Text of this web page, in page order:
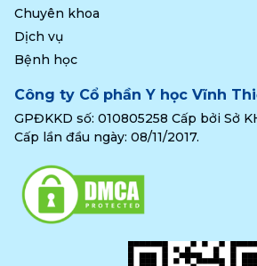
Chuyên khoa
Dịch vụ
Bệnh học
Công ty Cổ phần Y học Vĩnh
GPĐKKD số: 010805258 Cấp bởi Sở
Cấp lần đầu ngày: 08/11/2017.